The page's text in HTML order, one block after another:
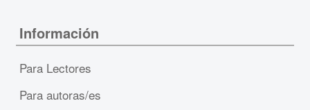
Información
Para Lectores
Para autoras/es